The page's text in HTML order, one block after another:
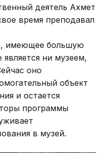
деятель Ахмет
время преподавал
имеющее большую
ни музеем,
оно
объект
и остается
программы
в музей.